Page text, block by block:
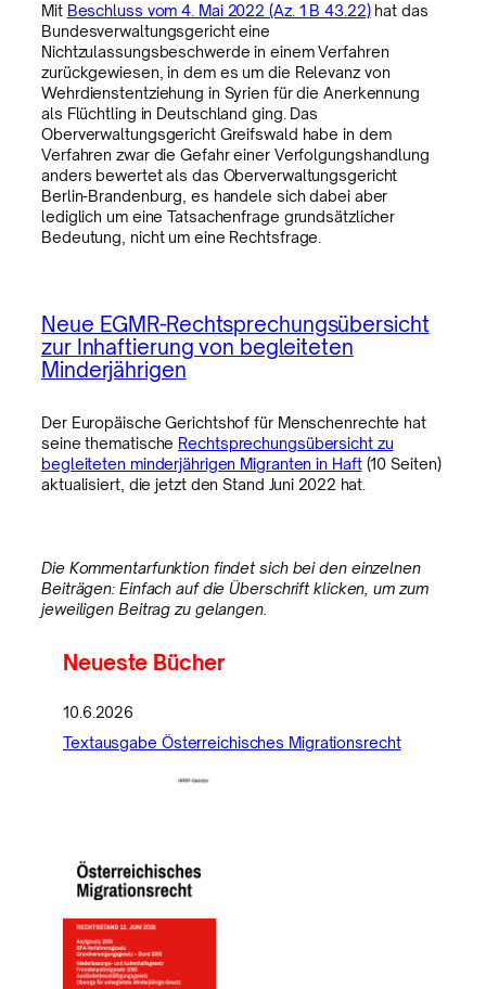
Mit Beschluss vom 4. Mai 2022 (Az. 1 B 43.22)hat das
Bundesverwaltungsgericht eine
Nichtzulassungsbeschwerde in einem Verfahren
zurückgewiesen, in dem es um die Relevanz von
Wehrdienstentziehung in Syrien für die Anerkennung
als Flüchtling in Deutschland ging. Das
Oberverwaltungsgericht Greifswald habe in dem
Verfahren zwar die Gefahr einer Verfolgungshandlung
anders bewertet als das Oberverwaltungsgericht
Berlin-Brandenburg, es handele sich dabei aber
lediglich um eine Tatsachenfrage grundsätzlicher
Bedeutung, nicht um eine Rechtsfrage.
Neue EGMR-Rechtsprechungsübersicht
zur Inhaftierung von begleiteten
Minderjährigen
Der Europäische Gerichtshof für Menschenrechte hat
seine thematische Rechtsprechungsübersicht zu
begleiteten minderjährigen Migranten in Haft(10 Seiten)
aktualisiert, die jetzt den Stand Juni 2022 hat.
Die Kommentarfunktion findet sich bei den einzelnen
Beiträgen: Einfach auf die Überschrift klicken, um zum
jeweiligen Beitrag zu gelangen.
Neueste Bücher
10.6.2026
Textausgabe Österreichisches Migrationsrecht